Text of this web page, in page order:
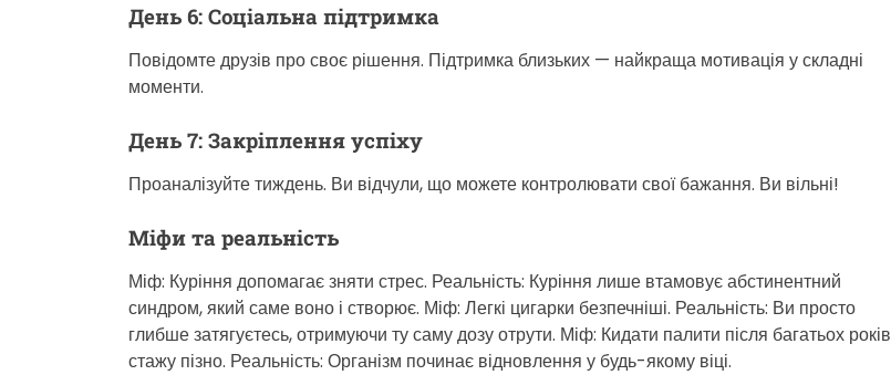
День 6: Соціальна підтримка
Повідомте друзів про своє рішення. Підтримка близьких — найкраща мотивація у складні
моменти.
День 7: Закріплення успіху
Проаналізуйте тиждень. Ви відчули, що можете контролювати свої бажання. Ви вільні!
Міфи та реальність
Міф: Куріння допомагає зняти стрес. Реальність: Куріння лише втамовує абстинентний
синдром, який саме воно і створює. Міф: Легкі цигарки безпечніші. Реальність: Ви просто
глибше затягуєтесь, отримуючи ту саму дозу отрути. Міф: Кидати палити після багатьох років
стажу пізно. Реальність: Організм починає відновлення у будь-якому віці.